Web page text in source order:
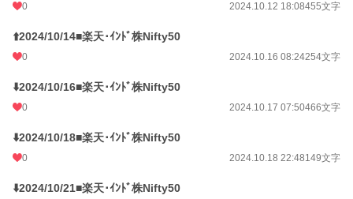
0 2024.10.12 18:08455文字
⬆️2024/10/14■楽天･ｲﾝﾄﾞ株Nifty50
0 2024.10.16 08:24254文字
⬇️2024/10/16■楽天･ｲﾝﾄﾞ株Nifty50
0 2024.10.17 07:50466文字
⬇️2024/10/18■楽天･ｲﾝﾄﾞ株Nifty50
0 2024.10.18 22:48149文字
⬇️2024/10/21■楽天･ｲﾝﾄﾞ株Nifty50